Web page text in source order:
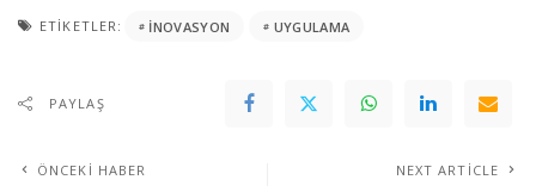
ETIKETLER: INOVASYON UYGULAMA
PAYLAŞ
ÖNCEKI HABER NEXT ARTICLE